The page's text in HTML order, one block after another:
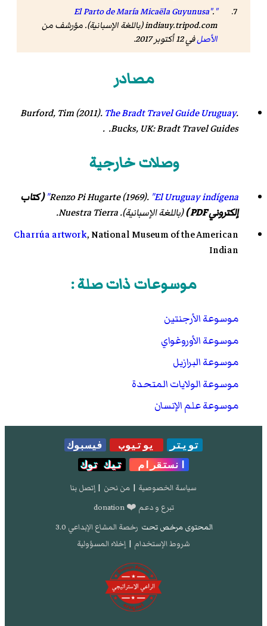
"El Parto de María Micaëla Guyunusa"
.
indiauy.tripod.com(باللغة الإسبانية). مؤرشف من
الأصلفي 12 أكتوبر 2017
.
، صفحة 173.
مصادر
Burford, Tim (2011).The Bradt Travel Guide Uruguay.
Bucks, UK: Bradt Travel Guides. .
وصلات خارجية
Renzo Pi Hugarte(1969). "El Uruguay indígena"
( كتاب
إلكتروني PDF )
(باللغة الإسبانية). Nuestra Tierra
.
Charrúa artwork, National Museum of the American
Indian
موسوعات ذات صلة :
موسوعة الأرجنتين
موسوعة الأوروغواي
موسوعة البرازيل
موسوعة الولايات المتحدة
موسوعة علم الإنسان
تويتر يوتيوب
فيسبوك
انستقرام
تيك توك
سياسة الخصوصية | من نحن | إتصل بنا
تبرع و دعم ❤️ donation
المحتوى مرخص تحت رخصة المشاع الإبداعي 3.0
شروط الإستخدام | إخلاء المسؤولية